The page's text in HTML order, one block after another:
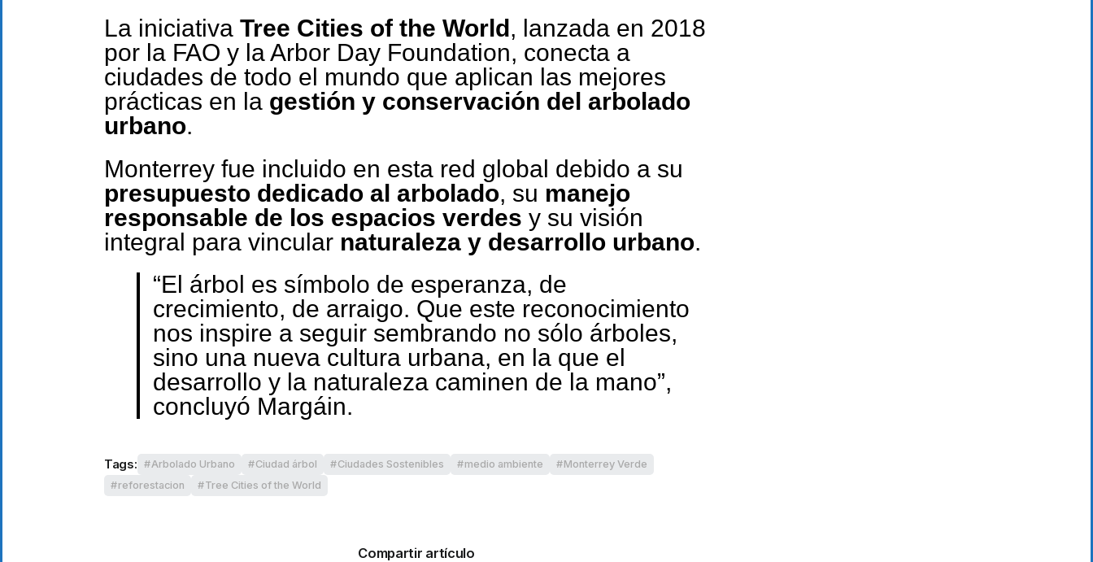
La iniciativa Tree Cities of the World , lanzada en 2018
por la FAO y la Arbor Day Foundation, conecta a
ciudades de todo el mundo que aplican las mejores
prácticas en la gestión y conservación del arbolado
urbano.
Monterrey fue incluido en esta red global debido a su
presupuesto dedicado al arbolado, su manejo
responsable de los espacios verdes y su visión
integral para vincular naturaleza y desarrollo urbano.
“El árbol es símbolo de esperanza, de
crecimiento, de arraigo. Que este reconocimiento
nos inspire a seguir sembrando no sólo árboles,
sino una nueva cultura urbana, en la que el
desarrollo y la naturaleza caminen de la mano”,
concluyó Margáin.
Tags: Arbolado Urbano Ciudad árbol Ciudades Sostenibles medio ambiente
Monterrey Verde
reforestacion
Tree Cities of the World
Compartir artículo